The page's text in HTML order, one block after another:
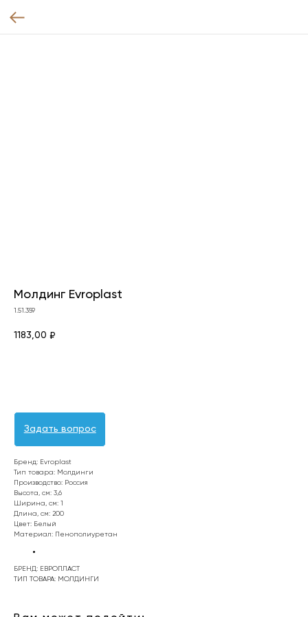
Молдинг Evroplast
1.51.359
1183,00 ₽
Задать вопрос
Бренд: Evroplast
Тип товара: Молдинги
Производство: Россия
Высота, см: 3,6
Ширина, см: 1
Длина, см: 200
Цвет: Белый
Материал: Пенополиуретан‎‎
БРЕНД: ЕВРОПЛАСТ
ТИП ТОВАРА: МОЛДИНГИ